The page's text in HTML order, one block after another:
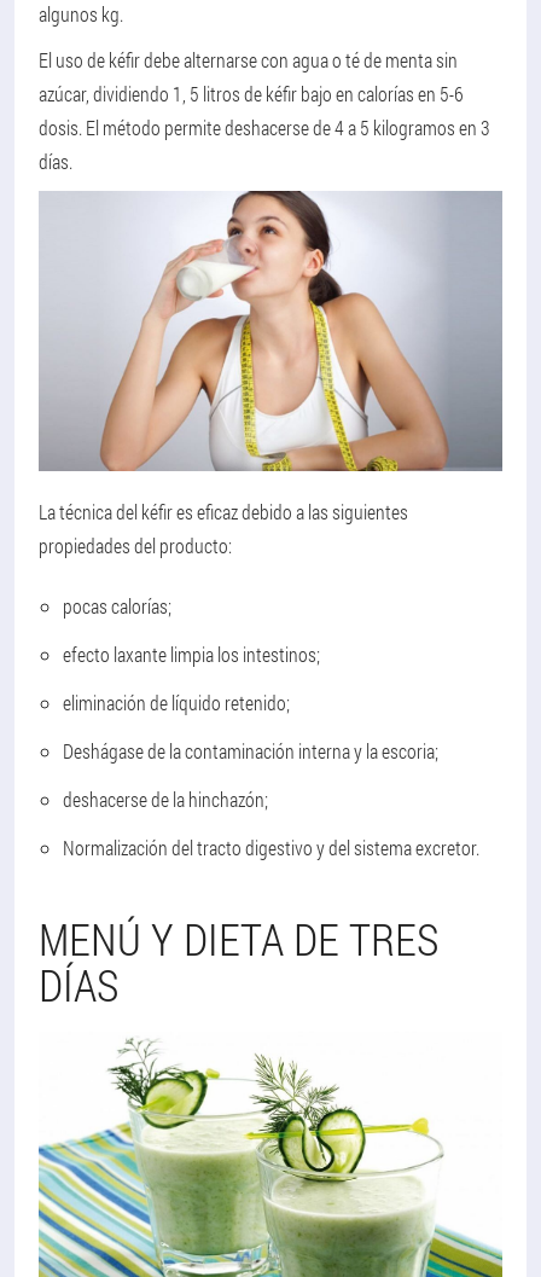
algunos kg.
El uso de kéfir debe alternarse con agua o té de menta sin
azúcar, dividiendo 1, 5 litros de kéfir bajo en calorías en 5-6
dosis. El método permite deshacerse de 4 a 5 kilogramos en 3
días.
La técnica del kéfir es eficaz debido a las siguientes
propiedades del producto:
pocas calorías;
efecto laxante limpia los intestinos;
eliminación de líquido retenido;
Deshágase de la contaminación interna y la escoria;
deshacerse de la hinchazón;
Normalización del tracto digestivo y del sistema excretor.
MENÚ Y DIETA DE TRES
DÍAS